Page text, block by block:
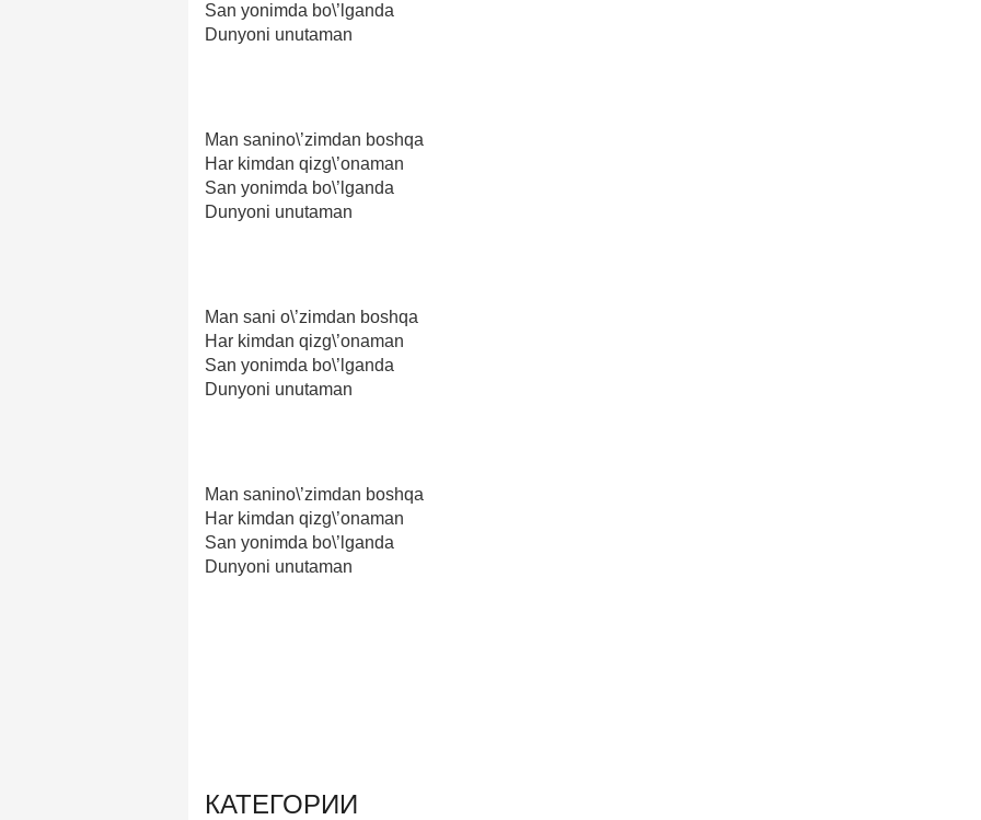
San yonimda bo\’lganda
Dunyoni unutaman
Man sanino\’zimdan boshqa
Har kimdan qizg\’onaman
San yonimda bo\’lganda
Dunyoni unutaman
Man sani o\’zimdan boshqa
Har kimdan qizg\’onaman
San yonimda bo\’lganda
Dunyoni unutaman
Man sanino\’zimdan boshqa
Har kimdan qizg\’onaman
San yonimda bo\’lganda
Dunyoni unutaman
КАТЕГОРИИ